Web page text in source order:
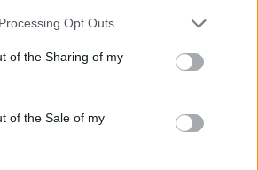
Opt Outs
of the Sharing of my
of the Sale of my
W swojej odpowiedzi
Mikołaj się przyznał do